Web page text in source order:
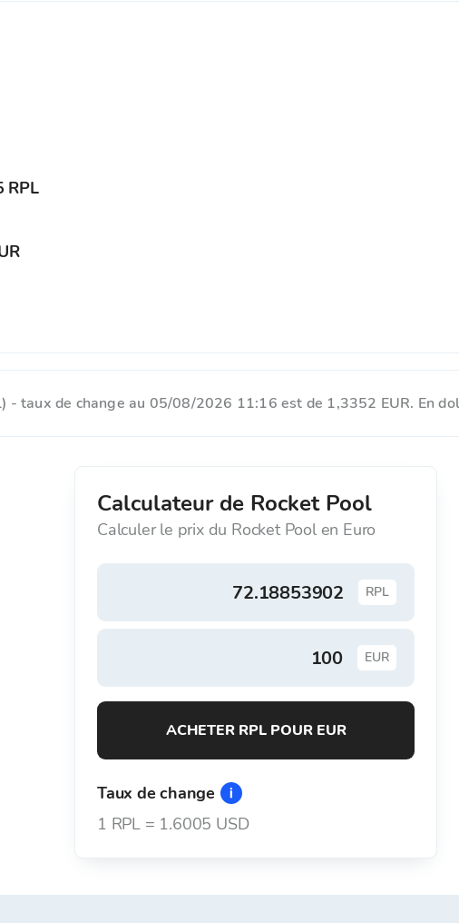
RPL
- taux de change au 05/08/2026 11:16 est de 1,3352 EUR. En
Calculateur de Rocket Pool
Calculer le prix du Rocket Pool en Euro
RPL
EUR
ACHETER RPL POUR EUR
Taux de change
1 RPL = 1.6005 USD